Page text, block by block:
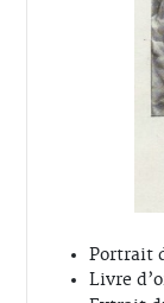
Portrait
Livre